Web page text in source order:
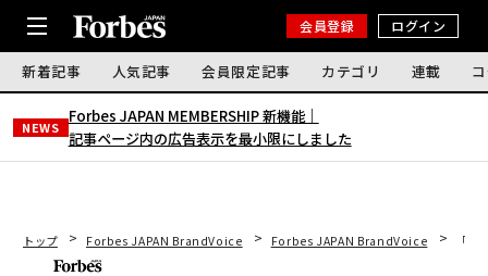
会員登録 ログイン
新着記事 人気記事 会員限定記事 カテゴリ 連載
NEWS
Forbes JAPAN MEMBERSHIP 新機能｜
記事ページ内の広告表示を最小限にしました
トップ Forbes JAPAN BrandVoice Forbes JAPAN BrandVoice 「